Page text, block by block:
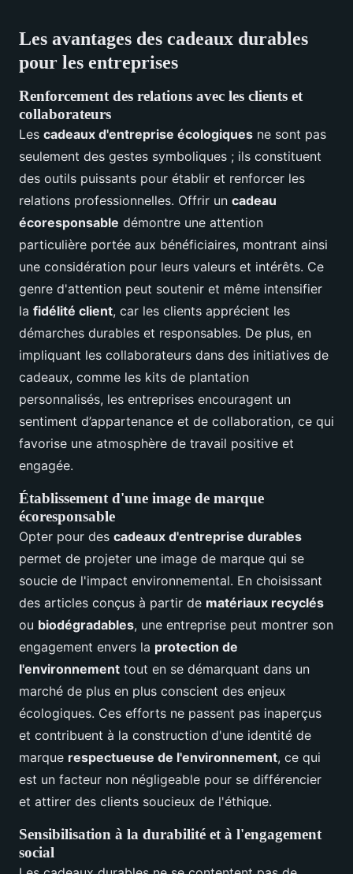
Les avantages des cadeaux durables
pour les entreprises
Renforcement des relations avec les clients et
collaborateurs
Les cadeaux d'entreprise écologiques ne sont pas
seulement des gestes symboliques ; ils constituent
des outils puissants pour établir et renforcer les
relations professionnelles. Offrir un cadeau
écoresponsable démontre une attention
particulière portée aux bénéficiaires, montrant ainsi
une considération pour leurs valeurs et intérêts. Ce
genre d'attention peut soutenir et même intensifier
la fidélité client, car les clients apprécient les
démarches durables et responsables. De plus, en
impliquant les collaborateurs dans des initiatives de
cadeaux, comme les kits de plantation
personnalisés, les entreprises encouragent un
sentiment d’appartenance et de collaboration, ce qui
favorise une atmosphère de travail positive et
engagée.
Établissement d'une image de marque
écoresponsable
Opter pour des cadeaux d'entreprise durables
permet de projeter une image de marque qui se
soucie de l'impact environnemental. En choisissant
des articles conçus à partir de matériaux recyclés
ou biodégradables, une entreprise peut montrer son
engagement envers la protection de
l'environnement tout en se démarquant dans un
marché de plus en plus conscient des enjeux
écologiques. Ces efforts ne passent pas inaperçus
et contribuent à la construction d'une identité de
marque respectueuse de l'environnement, ce qui
est un facteur non négligeable pour se différencier
et attirer des clients soucieux de l'éthique.
Sensibilisation à la durabilité et à l'engagement
social